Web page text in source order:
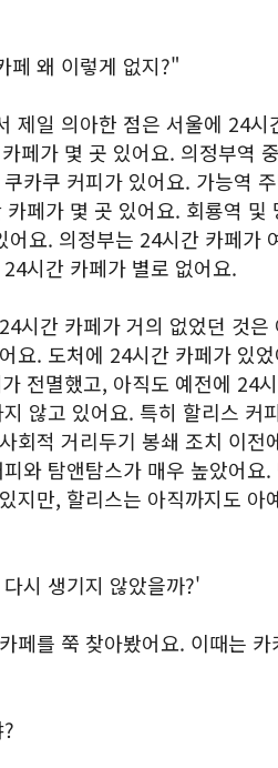
페 왜 이렇게 없지?"
제일 의아한 점은 서울에 24
페가 몇 곳 있어요. 의정부역
카쿠 커피가 있어요. 가능역
페가 몇 곳 있어요. 회룡역 및
어요. 의정부는 24시간 카페가
시간 카페가 별로 없어요.
시간 카페가 거의 없었던 것
요. 도처에 24시간 카페가 있
전멸했고, 아직도 예전에 24
않고 있어요. 특히 할리스 커
회적 거리두기 봉쇄 조치 이전
와 탐앤탐스가 매우 높았어
지만, 할리스는 아직까지도
시 생기지 않았을까?'
페를 쭉 찾아봤어요. 이때는